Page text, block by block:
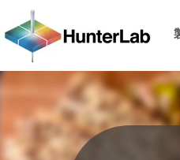
キャンディ類の色